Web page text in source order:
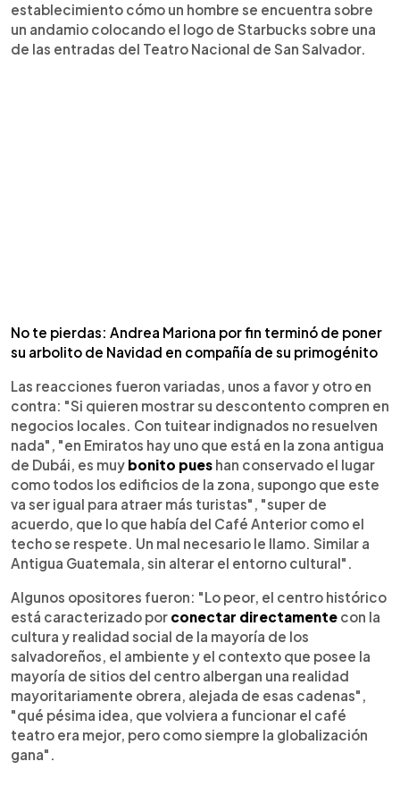
establecimiento cómo un hombre se encuentra sobre
un andamio colocando el logo de Starbucks sobre una
de las entradas del Teatro Nacional de San Salvador.
No te pierdas: Andrea Mariona por fin terminó de poner
su arbolito de Navidad en compañía de su primogénito
Las reacciones fueron variadas, unos a favor y otro en
contra: "Si quieren mostrar su descontento compren en
negocios locales. Con tuitear indignados no resuelven
nada", "en Emiratos hay uno que está en la zona antigua
de Dubái, es muy bonito pues han conservado el lugar
como todos los edificios de la zona, supongo que este
va ser igual para atraer más turistas", "super de
acuerdo, que lo que había del Café Anterior como el
techo se respete. Un mal necesario le llamo. Similar a
Antigua Guatemala, sin alterar el entorno cultural".
Algunos opositores fueron: "Lo peor, el centro histórico
está caracterizado por conectar directamente con la
cultura y realidad social de la mayoría de los
salvadoreños, el ambiente y el contexto que posee la
mayoría de sitios del centro albergan una realidad
mayoritariamente obrera, alejada de esas cadenas",
"qué pésima idea, que volviera a funcionar el café
teatro era mejor, pero como siempre la globalización
gana".